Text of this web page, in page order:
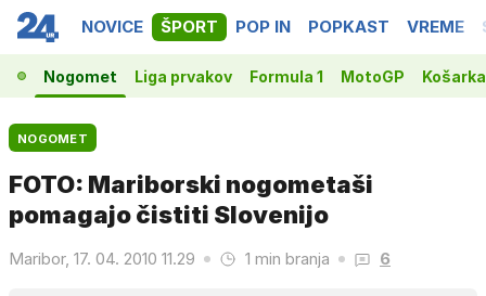
NOVICE ŠPORT POP IN POPKAST VREME
Nogomet Liga prvakov Formula 1 MotoGP Košarka
NOGOMET
FOTO: Mariborski nogometaši
pomagajo čistiti Slovenijo
Maribor, 17. 04. 2010 11.29 1 min branja 6